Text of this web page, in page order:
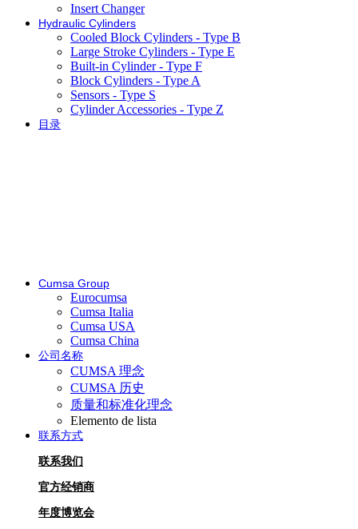
Insert Changer
Hydraulic Cylinders
Cooled Block Cylinders - Type B
Large Stroke Cylinders - Type E
Built-in Cylinder - Type F
Block Cylinders - Type A
Sensors - Type S
Cylinder Accessories - Type Z
目录
Cumsa Group
Eurocumsa
Cumsa Italia
Cumsa USA
Cumsa China
公司名称
CUMSA 理念
CUMSA 历史
质量和标准化理念
Elemento de lista
联系方式
联系我们
官方经销商
年度博览会